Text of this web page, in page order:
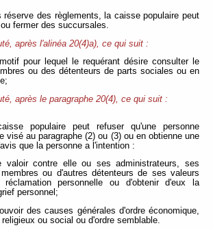
réserve des règlements, la caisse populaire peut
fermer des succursales.
après l'alinéa 20(4)a), ce qui suit :
pour lequel le requérant désire consulter le
ou des détenteurs de parts sociales ou en
après le paragraphe 20(4), ce qui suit :
populaire peut refuser qu'une personne
visé au paragraphe (2) ou (3) ou en obtienne une
que la personne a l'intention :
contre elle ou ses administrateurs, ses
ou d'autres détenteurs de ses valeurs
réclamation personnelle ou d'obtenir d'eux la
personnel;
des causes générales d'ordre économique,
ou social ou d'ordre semblable.